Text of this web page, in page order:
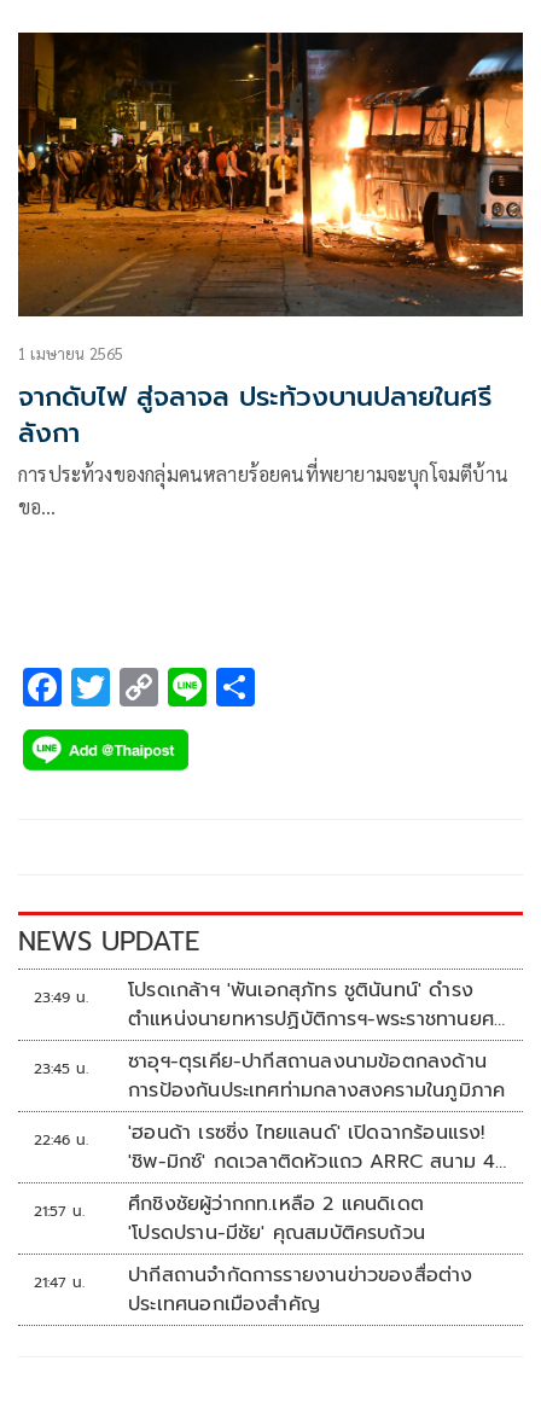
1 เมษายน 2565
จากดับไฟ สู่จลาจล ประท้วงบานปลายในศรี
ลังกา
การประท้วงของกลุ่มคนหลายร้อยคนที่พยายามจะบุกโจมตีบ้าน
ขอ…
F
ac
e
k
T
wi
tt
C
o
p
k
Li
NEWS UPDATE
23:49 น.
โปรดเกล้าฯ 'พันเอกสุภัทร ชูตินันทน์' ดำรง
ตำแหน่งนายทหารปฏิบัติการฯ-พระราชทานยศ
'พลตรี'
23:45 น.
ซาอุฯ-ตุรเคีย-ปากีสถานลงนามข้อตกลงด้าน
การป้องกันประเทศท่ามกลางสงครามในภูมิภาค
22:46 น.
'ฮอนด้า เรซซิ่ง ไทยแลนด์' เปิดฉากร้อนแรง!
'ชิพ-มิกซ์' กดเวลาติดหัวแถว ARRC สนาม 4
ที่มัลดาลิกา
21:57 น.
ศึกชิงชัยผู้ว่ากกท.เหลือ 2 แคนดิเดต
'โปรดปราน-มีชัย' คุณสมบัติครบถ้วน
21:47 น.
ปากีสถานจำกัดการรายงานข่าวของสื่อต่าง
ประเทศนอกเมืองสำคัญ